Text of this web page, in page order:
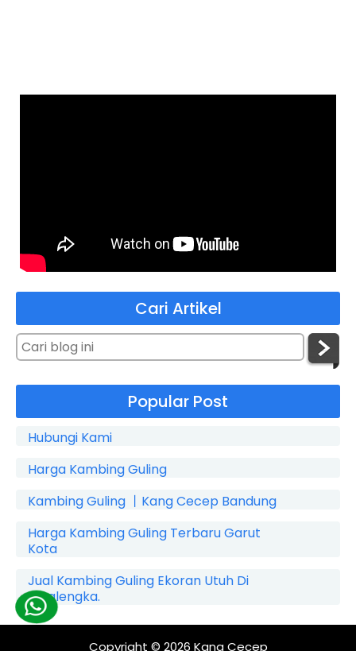
Cari Artikel
Popular Post
Hubungi Kami
Harga Kambing Guling
Kambing Guling 丨Kang Cecep Bandung
Harga Kambing Guling Terbaru Garut
Kota
Jual Kambing Guling Ekoran Utuh Di
Cicalengka.
Copyright © 2026 Kang Cecep